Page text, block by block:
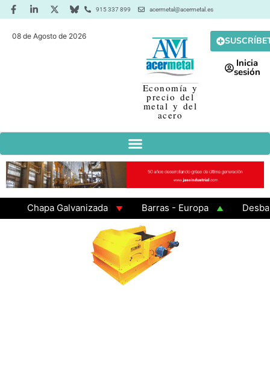
915 337 899 acermetal@acermetal.es
08 de Agosto de 2026
Economía y
precio del
metal y del
acero
Inicia
sesión
Chapa Galvanizada Barras - Europa
GAMA 3 - Cuadrados 200x200x8